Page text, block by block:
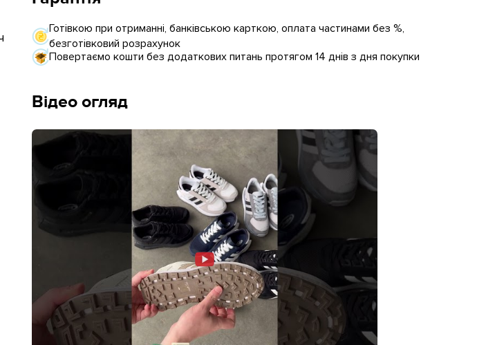
Готівкою при отриманні, банківською карткою, оплата частинами без %,
безготівковий розрахунок
Повертаємо кошти без додаткових питань протягом 14 днів з дня покупки
Відео огляд